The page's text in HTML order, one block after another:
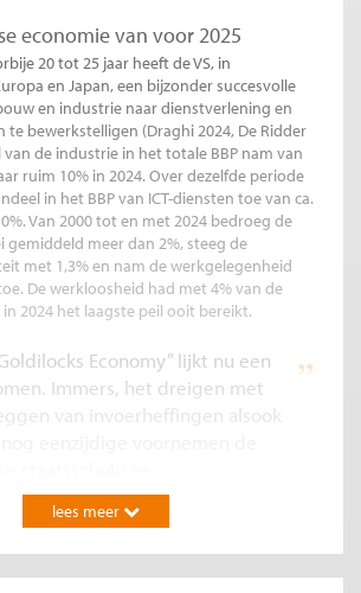
economie van voor 2025
20 tot 25 jaar heeft de VS, in
en Japan, een bijzonder succesvolle
en industrie naar dienstverlening en
te bewerkstelligen (Draghi 2024, De Ridder
van de industrie in het totale BBP nam van
ruim 10% in 2024. Over dezelfde periode
in het BBP van ICT-diensten toe van ca.
Van 2000 tot en met 2024 bedroeg de
gemiddeld meer dan 2%, steeg de
met 1,3% en nam de werkgelegenheid
De werkloosheid had met 4% van de
2024 het laagste peil ooit bereikt.
Economy” lijkt nu een
Immers, het dreigen met
van invoerheffingen alsook
kunnen de Amerikaanse
averij bezorgen.
lees meer